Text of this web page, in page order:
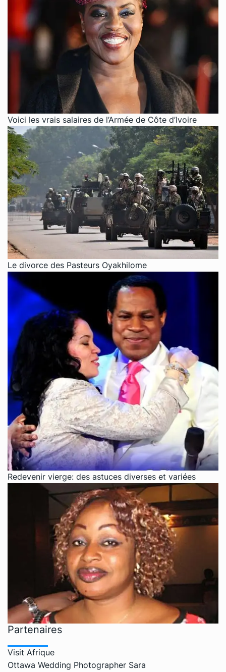
Voici les vrais salaires de l’Armée de Côte d’Ivoire
Le divorce des Pasteurs Oyakhilome
Redevenir vierge: des astuces diverses et variées
Partenaires
Visit Afrique
Ottawa Wedding Photographer Sara